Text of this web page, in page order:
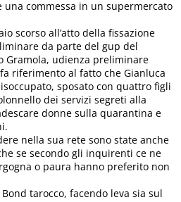
commessa in un supermercato
scorso all’atto della fissazione
da parte del gup del
Gramola, udienza preliminare
riferimento al fatto che Gianluca
sposato con quattro figli
dei servizi segreti alla
donne sulla quarantina e
nella sua rete sono state anche
se secondo gli inquirenti ce ne
o paura hanno preferito non
tarocco, facendo leva sia sul